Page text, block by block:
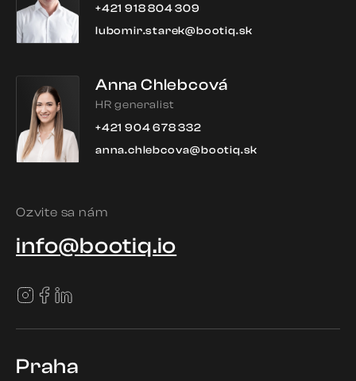
+421 918 804 309
lubomir.starek@bootiq.sk
Anna Chlebcová
HR generalist
+421 904 678 332
anna.chlebcova@bootiq.sk
Ozvite sa nám
info@bootiq.io
Praha